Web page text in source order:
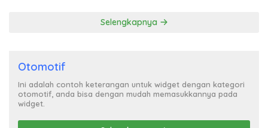
Selengkapnya
Otomotif
Ini adalah contoh keterangan untuk widget dengan kategori
otomotif, anda bisa dengan mudah memasukkannya pada
widget.